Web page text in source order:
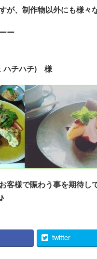
が、制作物以外にも様々
ー
ハチハチ) 様
客様で賑わう事を期待し
twitter